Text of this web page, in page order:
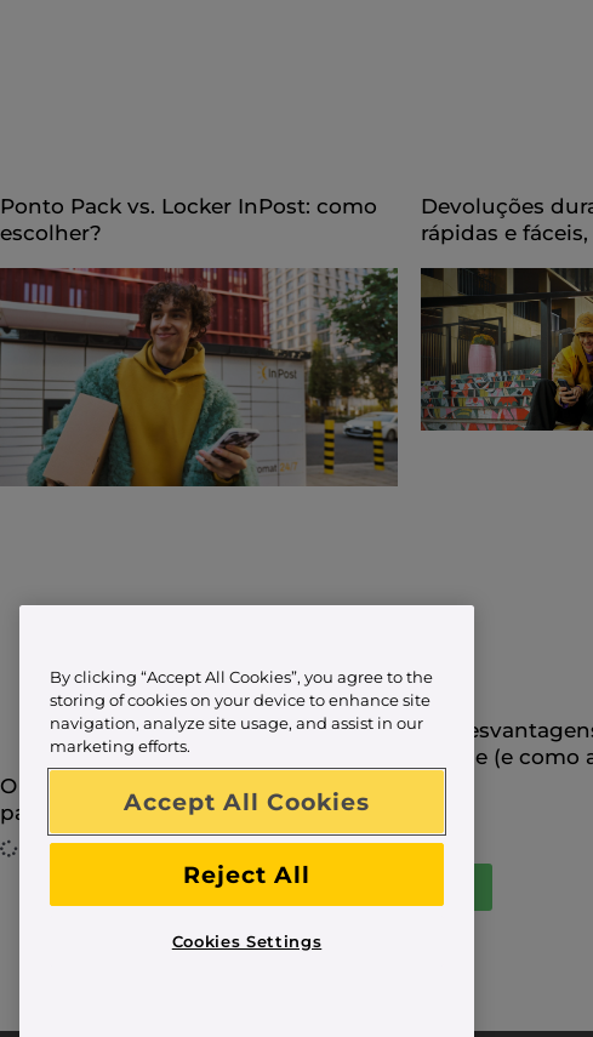
Ponto Pack vs. Locker InPost: como
escolher?
Devoluções
rápidas e
O que deve saber para enviar um
pacote para o estrangeiro
As
online (e como
By clicking “Accept All Cookies”, you agree to the
storing of cookies on your device to enhance site
navigation, analyze site usage, and assist in our
marketing efforts.
Accept All Cookies
Reject All
Cookies Settings